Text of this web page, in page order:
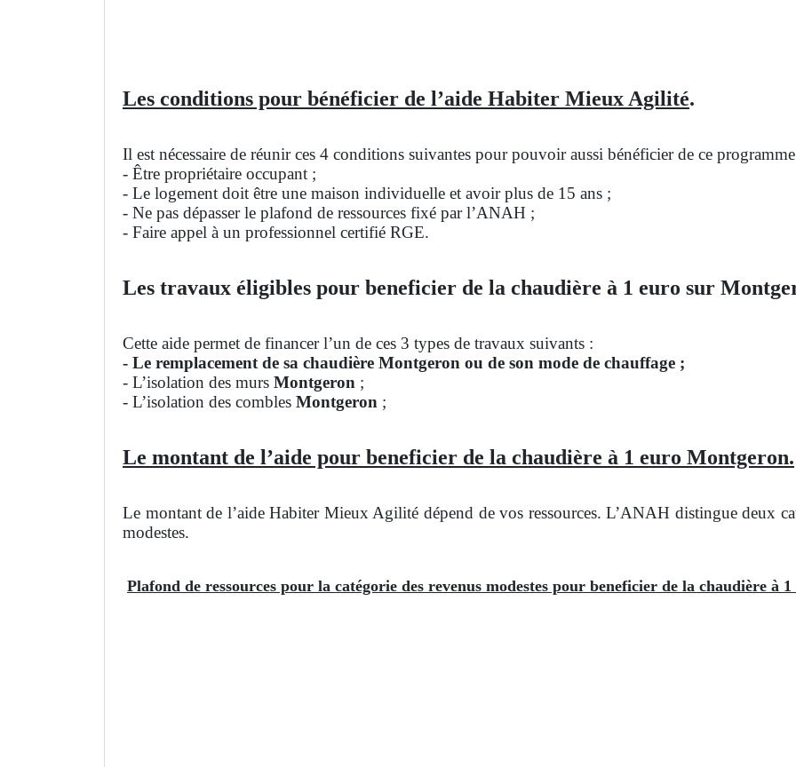
Les conditions pour bénéficier de l’aide Habiter Mieux Agilité.
Il est nécessaire de réunir ces 4 conditions suivantes pour pouvoir aussi bénéficier de ce
- Être propriétaire occupant ;
- Le logement doit être une maison individuelle et avoir plus de 15 ans ;
- Ne pas dépasser le plafond de ressources fixé par l’ANAH ;
- Faire appel à un professionnel certifié RGE.
Les travaux éligibles pour beneficier de la chaudière à 1 euro sur
Cette aide permet de financer l’un de ces 3 types de travaux suivants :
- Le remplacement de sa chaudière Montgeron ou de son mode de chauffage ;
- L’isolation des murs Montgeron ;
- L’isolation des combles Montgeron ;
Le montant de l’aide pour beneficier de la chaudière à 1 euro Montgeron.
Le montant de l’aide Habiter Mieux Agilité dépend de vos ressources. L’ANAH distingue deux
modestes.
Plafond de ressources pour la catégorie des revenus modestes pour beneficier de la chaudière à 1